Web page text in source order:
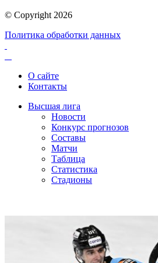
© Copyright 2026
Политика обработки данных
О сайте
Контакты
Высшая лига
Новости
Конкурс прогнозов
Составы
Матчи
Таблица
Статистика
Стадионы